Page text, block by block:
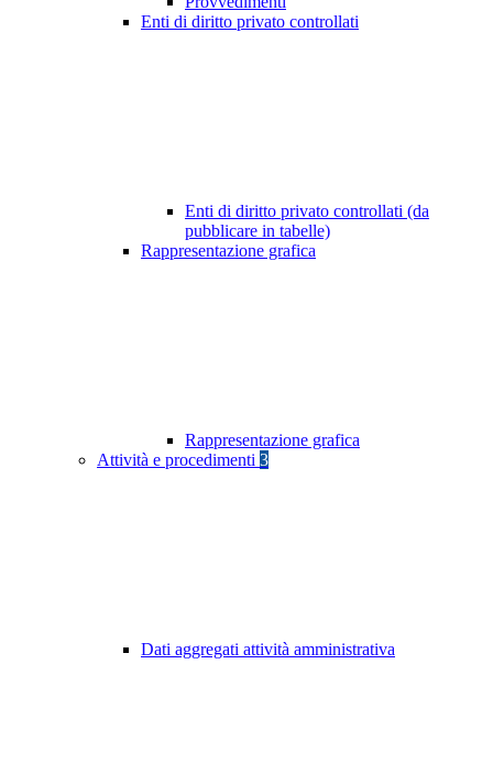
Enti di diritto privato controllati
Enti di diritto privato controllati (da
pubblicare in tabelle)
Rappresentazione grafica
Rappresentazione grafica
Attività e procedimenti 3
Dati aggregati attività amministrativa